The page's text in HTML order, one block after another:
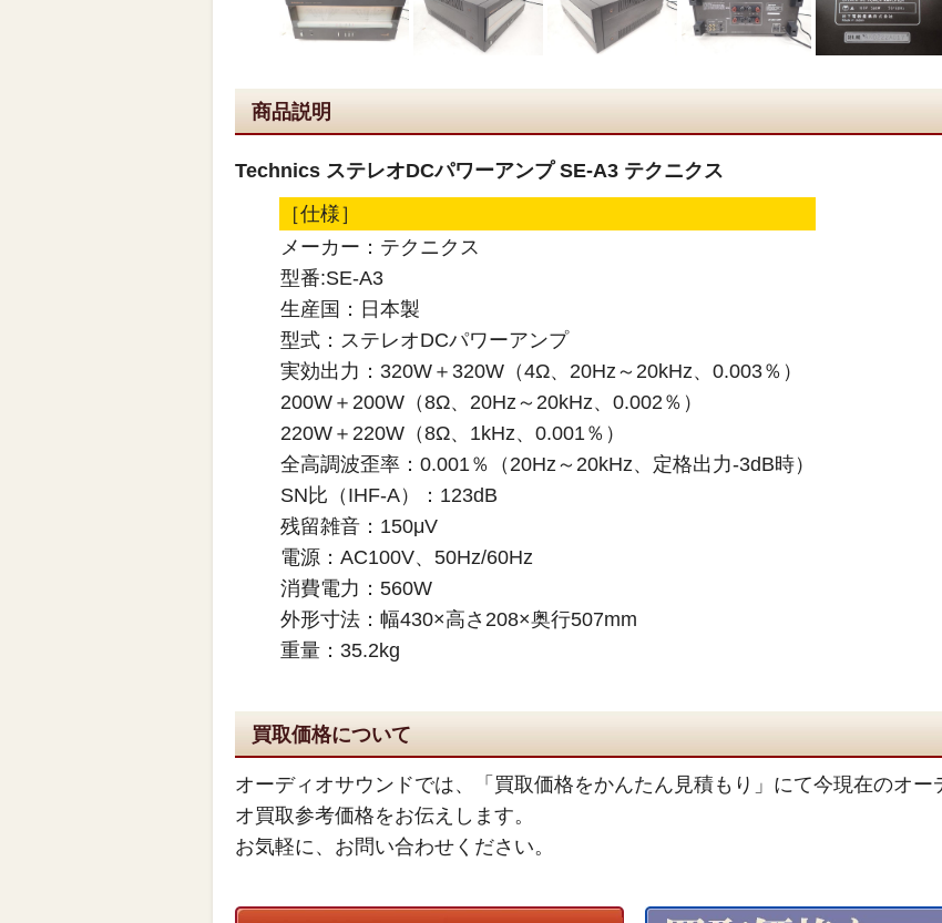
商品説明
Technics ステレオDCパワーアンプ SE-A3 テクニクス
［仕様］
メーカー：テクニクス
型番:SE-A3
生産国：日本製
型式：ステレオDCパワーアンプ
実効出力：320W＋320W（4Ω、20Hz～20kHz、0.003％）
200W＋200W（8Ω、20Hz～20kHz、0.002％）
220W＋220W（8Ω、1kHz、0.001％）
全高調波歪率：0.001％（20Hz～20kHz、定格出力-3dB時）
SN比（IHF-A）：123dB
残留雑音：150μV
電源：AC100V、50Hz/60Hz
消費電力：560W
外形寸法：幅430×高さ208×奥行507mm
重量：35.2kg
買取価格について
オーディオサウンドでは、「買取価格をかんたん見積もり」にて今現在のオー
オ買取参考価格をお伝えします。
お気軽に、お問い合わせください。